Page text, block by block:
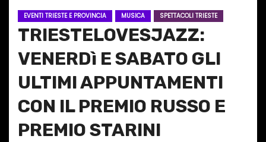
EVENTI TRIESTE E PROVINCIA MUSICA SPETTACOLI TRIESTE
TRIESTELOVESJAZZ:
VENERDì E SABATO GLI
ULTIMI APPUNTAMENTI
CON IL PREMIO RUSSO E
PREMIO STARINI